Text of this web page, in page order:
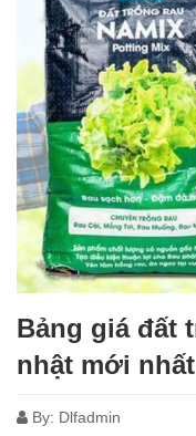
Bảng giá đất
nhật mới nhất
By: Dlfadmin